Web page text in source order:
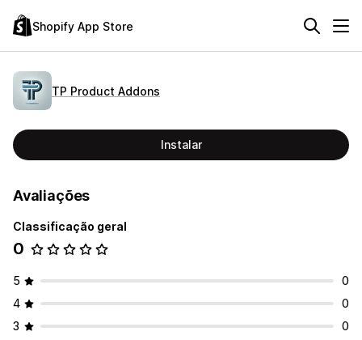
Shopify App Store
TP Product Addons
Instalar
Avaliações
Classificação geral
0
5
0
4
0
3
0